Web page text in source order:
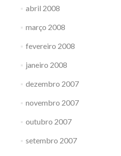
abril 2008
março 2008
fevereiro 2008
janeiro 2008
dezembro 2007
novembro 2007
outubro 2007
setembro 2007